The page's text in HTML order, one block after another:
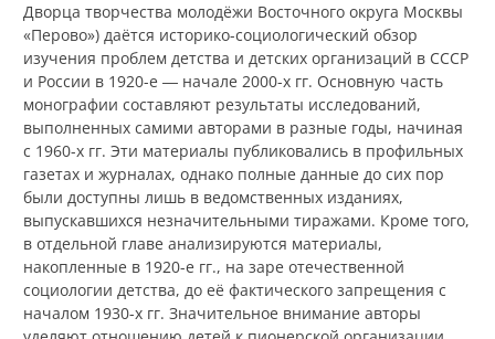
Дворца творчества молодёжи Восточного округа Москвы
«Перово») даётся историко-социологический обзор
изучения проблем детства и детских организаций в СССР
и России в 1920-е ― начале 2000-х гг. Основную часть
монографии составляют результаты исследований,
выполненных самими авторами в разные годы, начиная
с 1960-х гг. Эти материалы публиковались в профильных
газетах и журналах, однако полные данные до сих пор
были доступны лишь в ведомственных изданиях,
выпускавшихся незначительными тиражами. Кроме того,
в отдельной главе анализируются материалы,
накопленные в 1920-е гг., на заре отечественной
социологии детства, до её фактического запрещения с
началом 1930-х гг. Значительное внимание авторы